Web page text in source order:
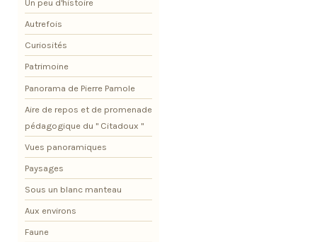
Un peu d'histoire
Autrefois
Curiosités
Patrimoine
Panorama de Pierre Pamole
Aire de repos et de promenade
pédagogique du " Citadoux "
Vues panoramiques
Paysages
Sous un blanc manteau
Aux environs
Faune